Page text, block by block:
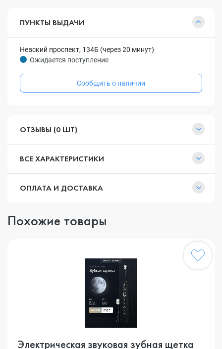
ПУНКТЫ ВЫДАЧИ
Невский проспект, 134Б (через 20 минут)
Ожидается поступление
Сообщить о наличии
ОТЗЫВЫ (0 ШТ)
ВСЕ ХАРАКТЕРИСТИКИ
ОПЛАТА И ДОСТАВКА
Похожие товары
Электрическая звуковая зубная щетка